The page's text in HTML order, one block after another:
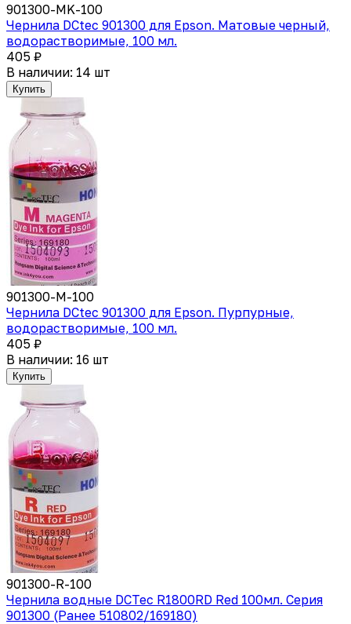
901300-MK-100
Чернила DCtec 901300 для Epson. Матовые черный,
водорастворимые, 100 мл.
405 ₽
В наличии: 14 шт
Купить
901300-M-100
Чернила DCtec 901300 для Epson. Пурпурные,
водорастворимые, 100 мл.
405 ₽
В наличии: 16 шт
Купить
901300-R-100
Чернила водные DCTec R1800RD Red 100мл. Серия
901300 (Ранее 510802/169180)